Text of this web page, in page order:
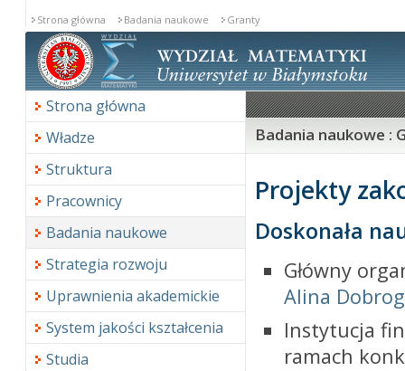
Strona główna Badania naukowe Granty
Strona główna
Władze
Struktura
Pracownicy
Badania naukowe
Strategia rozwoju
Uprawnienia akademickie
System jakości kształcenia
Studia
Badania naukowe :
Projekty
Doskonała
Główny
Alina
Instytucja
ramach